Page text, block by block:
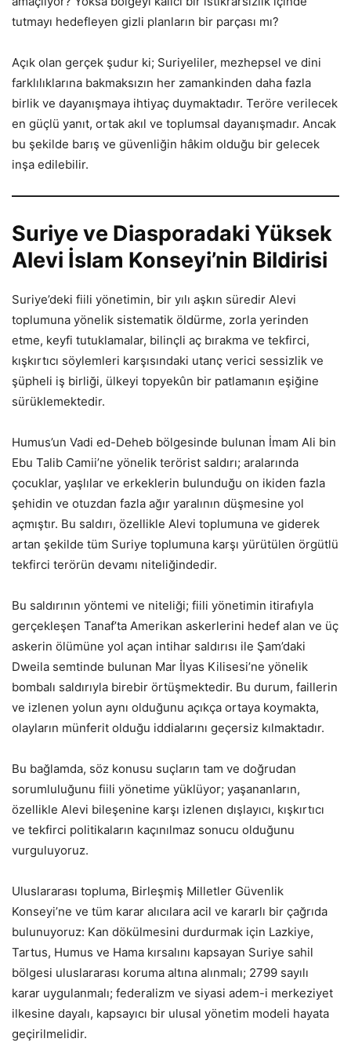
tutmayı hedefleyen gizli planların bir parçası mı?
Açık olan gerçek şudur ki; Suriyeliler, mezhepsel ve dini
farklılıklarına bakmaksızın her zamankinden daha fazla
birlik ve dayanışmaya ihtiyaç duymaktadır. Teröre verilecek
en güçlü yanıt, ortak akıl ve toplumsal dayanışmadır. Ancak
bu şekilde barış ve güvenliğin hâkim olduğu bir gelecek
inşa edilebilir.
Suriye ve Diasporadaki Yüksek
Alevi İslam Konseyi’nin Bildirisi
Suriye’deki fiili yönetimin, bir yılı aşkın süredir Alevi
toplumuna yönelik sistematik öldürme, zorla yerinden
etme, keyfi tutuklamalar, bilinçli aç bırakma ve tekfirci,
kışkırtıcı söylemleri karşısındaki utanç verici sessizlik ve
şüpheli iş birliği, ülkeyi topyekûn bir patlamanın eşiğine
sürüklemektedir.
Humus’un Vadi ed-Deheb bölgesinde bulunan İmam Ali bin
Ebu Talib Camii’ne yönelik terörist saldırı; aralarında
çocuklar, yaşlılar ve erkeklerin bulunduğu on ikiden fazla
şehidin ve otuzdan fazla ağır yaralının düşmesine yol
açmıştır. Bu saldırı, özellikle Alevi toplumuna ve giderek
artan şekilde tüm Suriye toplumuna karşı yürütülen örgütlü
tekfirci terörün devamı niteliğindedir.
Bu saldırının yöntemi ve niteliği; fiili yönetimin itirafıyla
gerçekleşen Tanaf’ta Amerikan askerlerini hedef alan ve üç
askerin ölümüne yol açan intihar saldırısı ile Şam’daki
Dweila semtinde bulunan Mar İlyas Kilisesi’ne yönelik
bombalı saldırıyla birebir örtüşmektedir. Bu durum, faillerin
ve izlenen yolun aynı olduğunu açıkça ortaya koymakta,
olayların münferit olduğu iddialarını geçersiz kılmaktadır.
Bu bağlamda, söz konusu suçların tam ve doğrudan
sorumluluğunu fiili yönetime yüklüyor; yaşananların,
özellikle Alevi bileşenine karşı izlenen dışlayıcı, kışkırtıcı
ve tekfirci politikaların kaçınılmaz sonucu olduğunu
vurguluyoruz.
Uluslararası topluma, Birleşmiş Milletler Güvenlik
Konseyi’ne ve tüm karar alıcılara acil ve kararlı bir çağrıda
bulunuyoruz: Kan dökülmesini durdurmak için Lazkiye,
Tartus, Humus ve Hama kırsalını kapsayan Suriye sahil
bölgesi uluslararası koruma altına alınmalı; 2799 sayılı
karar uygulanmalı; federalizm ve siyasi adem-i merkeziyet
ilkesine dayalı, kapsayıcı bir ulusal yönetim modeli hayata
geçirilmelidir.